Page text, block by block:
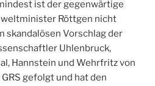
ist der gegenwärtige
Röttgen nicht
skandalösen Vorschlag der
Uhlenbruck,
Hannstein und Wehrfritz von
gefolgt und hat den